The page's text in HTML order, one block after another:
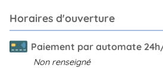
Horaires d'ouverture
Paiement par automate
Non renseigné